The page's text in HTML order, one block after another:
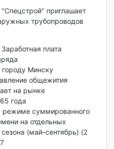
приглашает
трубопроводов
плата
Минску
общежития
на рынке
года
режиме суммированного
на отдельных
(май-сентябрь) (2